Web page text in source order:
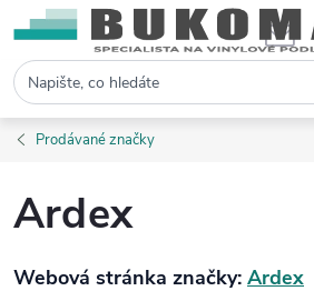
Hledat
Prodávané značky
Ardex
Webová stránka značky: Ardex